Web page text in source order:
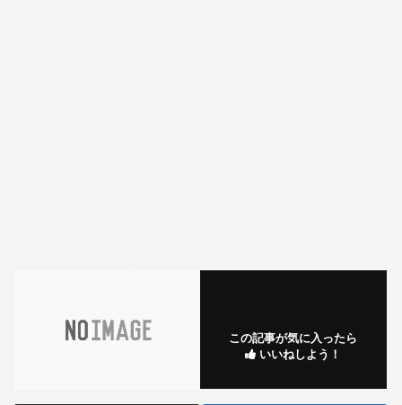
この記事が気に入ったら
いいねしよう！